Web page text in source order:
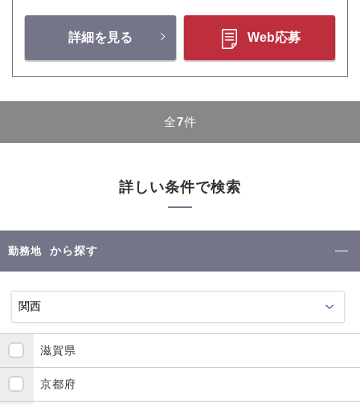
詳細を見る Web応募
全7件
詳しい条件で検索
勤務地 から探す
滋賀県
京都府